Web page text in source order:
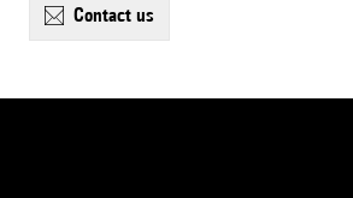
contact us